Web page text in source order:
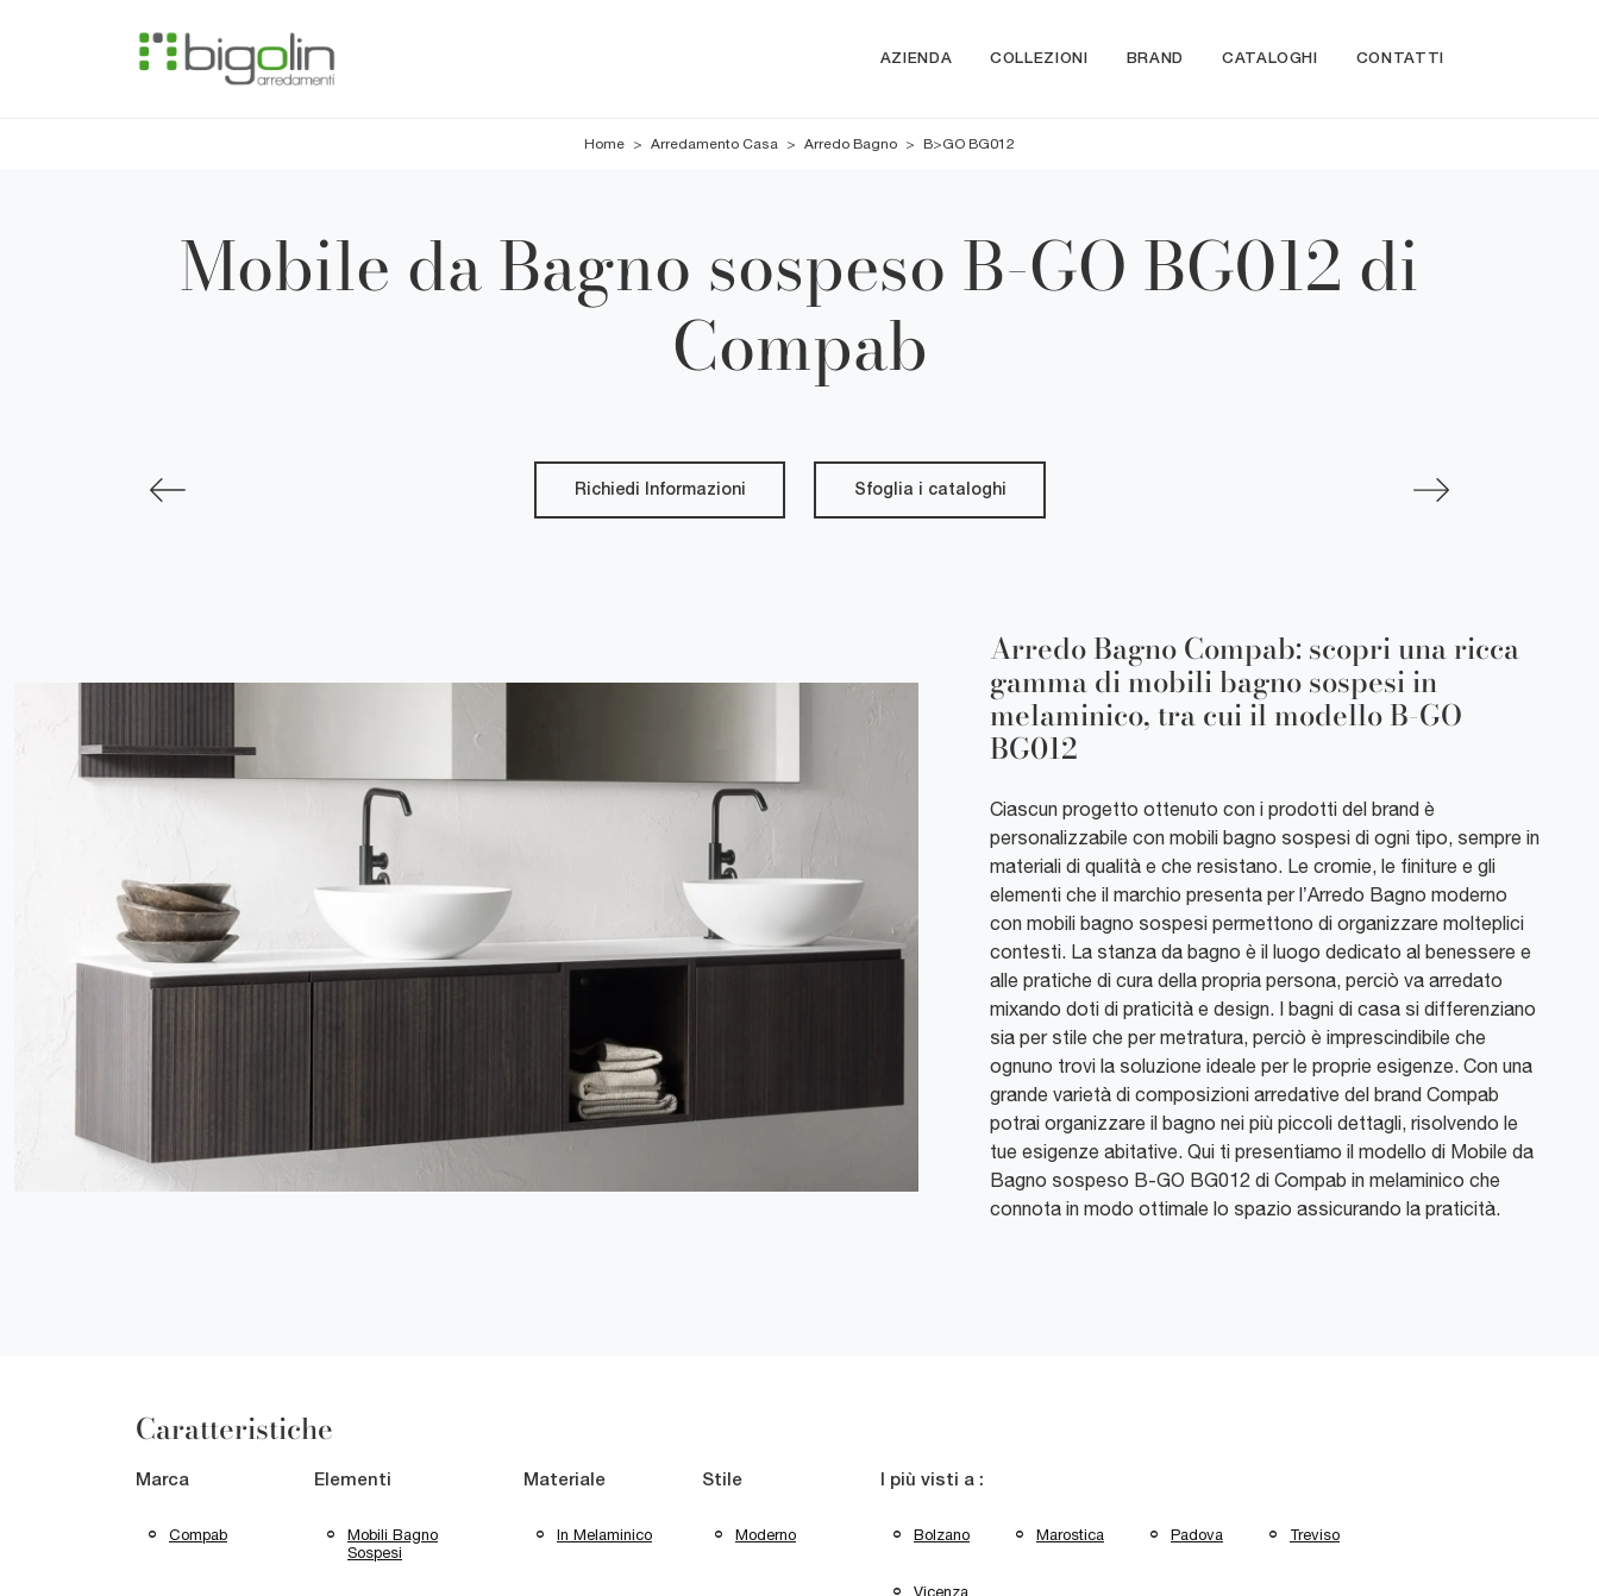
AZIENDA COLLEZIONI BRAND CATALOGHI CONTATTI
Home > Arredamento Casa > Arredo Bagno > B>GO BG012
Mobile da Bagno sospeso B-GO BG012 di
Compab
Richiedi Informazioni Sfoglia i cataloghi
Arredo Bagno Compab: scopri una ricca
gamma di mobili bagno sospesi in
melaminico, tra cui il modello B-GO
BG012
Ciascun progetto ottenuto con i prodotti del brand è
personalizzabile con mobili bagno sospesi di ogni tipo, sempre in
materiali di qualità e che resistano. Le cromie, le finiture e gli
elementi che il marchio presenta per l’Arredo Bagno moderno
con mobili bagno sospesi permettono di organizzare molteplici
contesti. La stanza da bagno è il luogo dedicato al benessere e
alle pratiche di cura della propria persona, perciò va arredato
mixando doti di praticità e design. I bagni di casa si differenziano
sia per stile che per metratura, perciò è imprescindibile che
ognuno trovi la soluzione ideale per le proprie esigenze. Con una
grande varietà di composizioni arredative del brand Compab
potrai organizzare il bagno nei più piccoli dettagli, risolvendo le
tue esigenze abitative. Qui ti presentiamo il modello di Mobile da
Bagno sospeso B-GO BG012 di Compab in melaminico che
connota in modo ottimale lo spazio assicurando la praticità.
Caratteristiche
Marca
Compab
Elementi
Mobili Bagno
Sospesi
Materiale
In Melaminico
Stile
Moderno
I più visti a :
Bolzano Marostica Padova Treviso
Vicenza